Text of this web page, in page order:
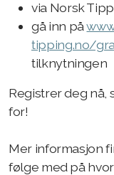
via Norsk
gå inn på
tipping.no/
tilknytningen
Registrer deg nå,
for!
Mer informasjon
følge med på